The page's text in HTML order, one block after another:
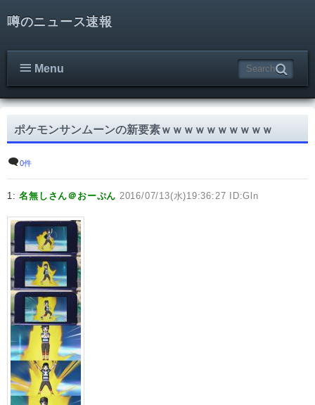
噂のニュース速報
Menu
ポケモンサンムーンの新要素ｗｗｗｗｗｗｗｗｗｗ
0件
1:名無しさん＠おーぷん 2016/07/13(水)19:36:27 ID:Gln